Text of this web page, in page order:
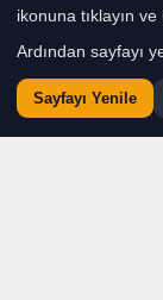
ikonuna tıklayın
Ardından sayfayı
Sayfayı Yenile